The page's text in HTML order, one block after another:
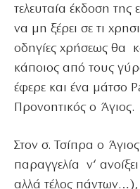
τελευταία έκδοση
να μη ξέρει σε τι
οδηγίες χρήσεως θα
κάποιος από τους
έφερε και ένα μάτσo
Προνοητικός ο Άγιος.
Στον σ. Τσίπρα ο
παραγγελία ν‘
αλλά τέλος